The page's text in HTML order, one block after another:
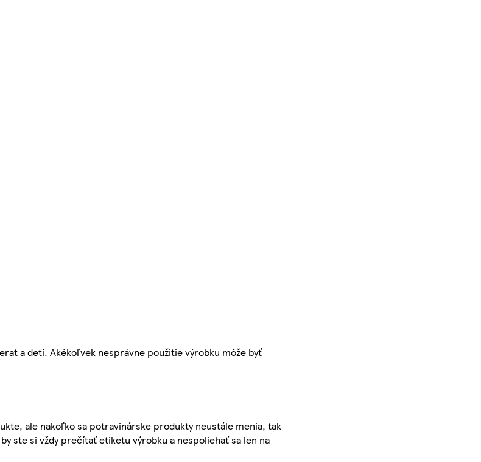
a detí. Akékoľvek nesprávne použitie výrobku môže byť
ale nakoľko sa potravinárske produkty neustále menia, tak
ste si vždy prečítať etiketu výrobku a nespoliehať sa len na